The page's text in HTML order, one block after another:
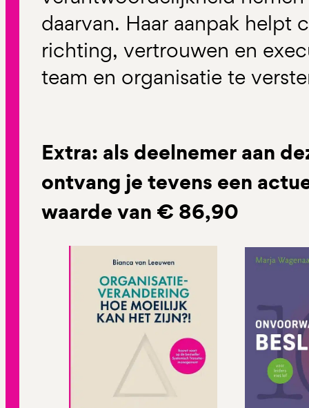
daarvan. Haar aanpak helpt
richting, vertrouwen en
team en organisatie te
Extra: als deelnemer aan
ontvang je tevens een
waarde van € 86,90